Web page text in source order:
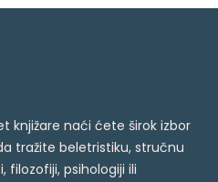
knjižare naći ćete širok izbor
tražite beletristiku, stručnu
psihologiji ili